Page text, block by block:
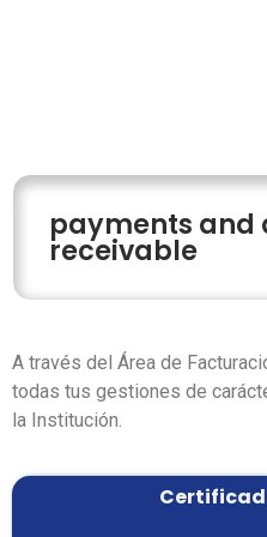
payments and
receivable
A través del Área de
todas tus gestiones de
la Institución.